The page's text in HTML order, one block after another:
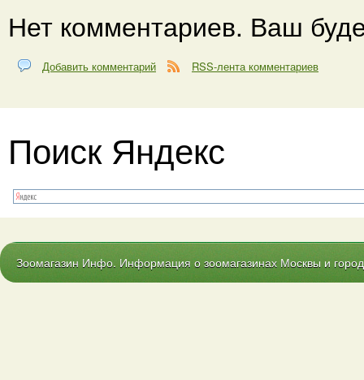
Нет комментариев. Ваш
Добавить комментарий RSS-лента комментариев
Поиск Яндекс
Зоомагазин Инфо. Информация о зоомагазинах Москвы и